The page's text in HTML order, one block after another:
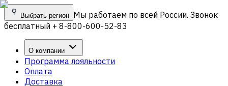
Выбрать регион Мы работаем по всей России. Звонок
бесплатный + 8-800-600-52-83
О компании
Программа лояльности
Оплата
Доставка